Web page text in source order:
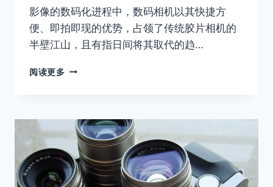
影像的数码化进程中，数码相机以其快捷方
便、即拍即现的优势，占领了传统胶片相机的
半壁江山，且有指日间将其取代的趋…
阅读更多 玛
画
幅
RB67